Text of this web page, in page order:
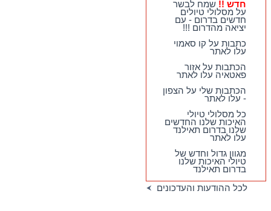
בצפון תאילנד
חדש !! שמח לבשר על
מסלולי טיולים חדשים
בדרום - עם יציאה
מהדרום !!!
חדש !! שמח לבשר
על מסלולי טיולים
חדשים בדרום - עם
יציאה מהדרום !!!
כתבות על קו סאמוי
עלו לאתר
הכתבות על אזור
פאטאיה עלו לאתר
הכתבות שלי על הצפון
- עלו לאתר
כל מסלולי טיולי
האיכות שלנו החדשים
שלנו בדרום תאילנד
עלו לאתר
מגוון גדול וחדש של
טיולי האיכות שלנו
בדרום תאילנד
לכל ההודעות והעדכונים